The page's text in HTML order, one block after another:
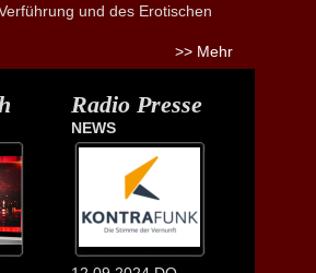
und des Erotischen
>> Mehr
Radio Presse
NEWS